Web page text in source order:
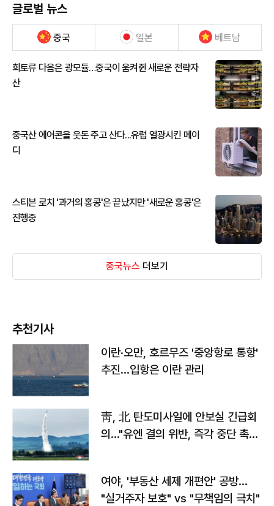
글로벌 뉴스
중국 일본 베트남
희토류 다음은 광모듈…중국이 움켜쥔 새로운 전략자
산
중국산 에어콘을 웃돈 주고 산다...유럽 열광시킨 메이
디
스티븐 로치 '과거의 홍콩'은 끝났지만 '새로운 홍콩'은
진행중
중국뉴스 더보기
추천기사
이란·오만, 호르무즈 '중앙항로 통항'
추진…입항은 이란 관리
靑, 北 탄도미사일에 안보실 긴급회
의…"유엔 결의 위반, 즉각 중단 촉
여야, '부동산 세제 개편안' 공방…
"실거주자 보호" vs "무책임의 극치"